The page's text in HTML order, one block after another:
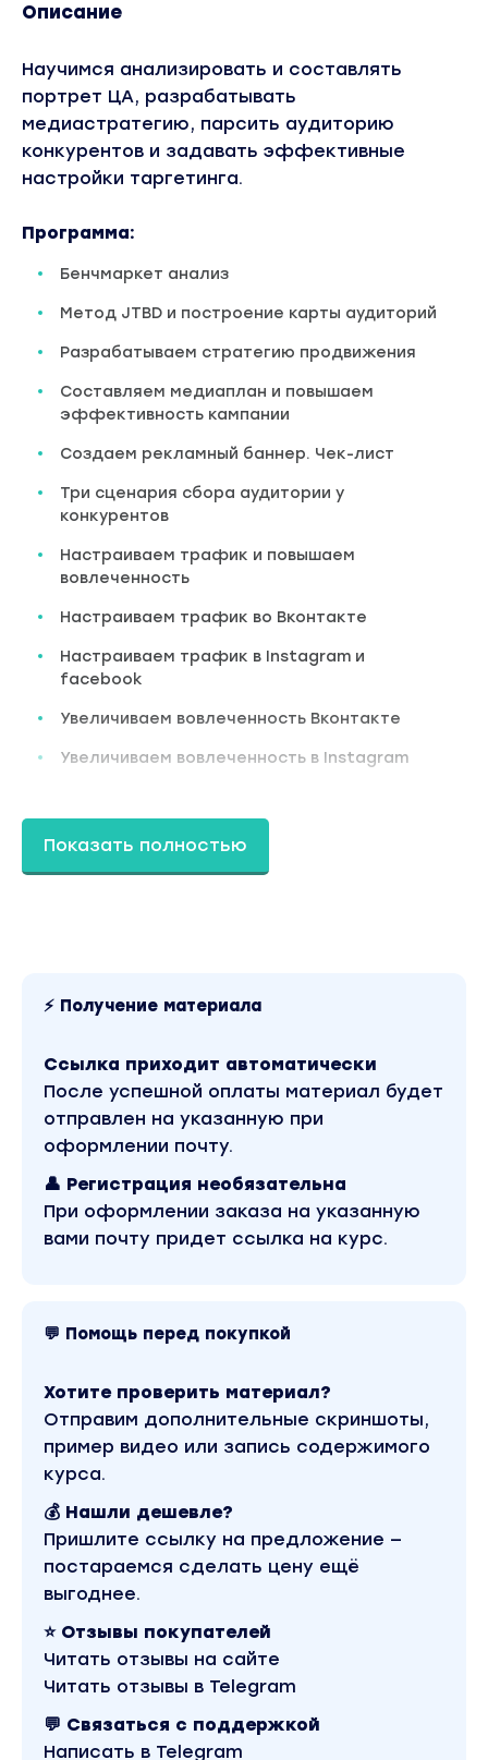
Описание
Научимся анализировать и составлять
портрет ЦА, разрабатывать
медиастратегию, парсить аудиторию
конкурентов и задавать эффективные
настройки таргетинга.
Программа:
Бенчмаркет анализ
Метод JTBD и построение карты аудиторий
Разрабатываем стратегию продвижения
Составляем медиаплан и повышаем
эффективность кампании
Создаем рекламный баннер. Чек-лист
Три сценария сбора аудитории у
конкурентов
Настраиваем трафик и повышаем
вовлеченность
Настраиваем трафик во Вконтакте
Настраиваем трафик в Instagram и
facebook
Увеличиваем вовлеченность Вконтакте
Увеличиваем вовлеченность в Instagram
Кому будет полезно:
фундаментальном уровне
Узнаете о рекламных активностях
конкурентов и научитесь настраивать
таргет на аудиторию конкурентов
Фрилансерам
собственные проекты или для бизнеса
ваших клиентов
Среди клиентов BOSCH, PEPSICO, М.Видео,
Вы находитесь на странице товара «Paper
Planes - Настраивайте таргет как топовое
digital-агентство». Это материал 2022 года.
Оригинальная стоимость курса у автора
данный материал доступен за 129 рублей.
Обучающий курс входит в рубрику «Реклама и
маркетинг / SEO и SMM». Другие материалы
автора «Paper Planes» можно найти через поиск
Показать полностью
⚡ Получение материала
Ссылка приходит автоматически
После успешной оплаты материал будет
отправлен на указанную при
оформлении почту.
👤 Регистрация необязательна
При оформлении заказа на указанную
вами почту придет ссылка на курс.
💬 Помощь перед покупкой
Хотите проверить материал?
Отправим дополнительные скриншоты,
пример видео или запись содержимого
курса.
💰 Нашли дешевле?
Пришлите ссылку на предложение —
постараемся сделать цену ещё
выгоднее.
⭐ Отзывы покупателей
Читать отзывы на сайте
Читать отзывы в Telegram
💬 Связаться с поддержкой
Написать в Telegram